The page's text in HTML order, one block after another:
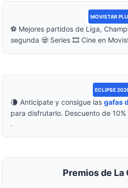
MOVISTAR
⚽ Mejores partidos de Liga,
segunda 🧟 Series 🎞️ Cine en
ECLIPSE
🌘 Anticípate y consigue las gafas
para disfrutarlo. Descuento de 10%
.
Premios de La